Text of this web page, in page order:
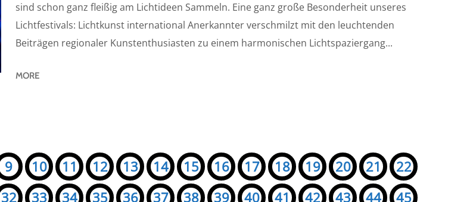
sind schon ganz fleißig am Lichtideen Sammeln. Eine ganz große Besonderheit unseres
Lichtfestivals: Lichtkunst international Anerkannter verschmilzt mit den leuchtenden
Beiträgen regionaler Kunstenthusiasten zu einem harmonischen Lichtspaziergang...
MORE
9 10 11 12 13 14 15 16 17 18 19 20 21
22
32 33 34 35 36 37 38 39 40 41 42 43 44
45